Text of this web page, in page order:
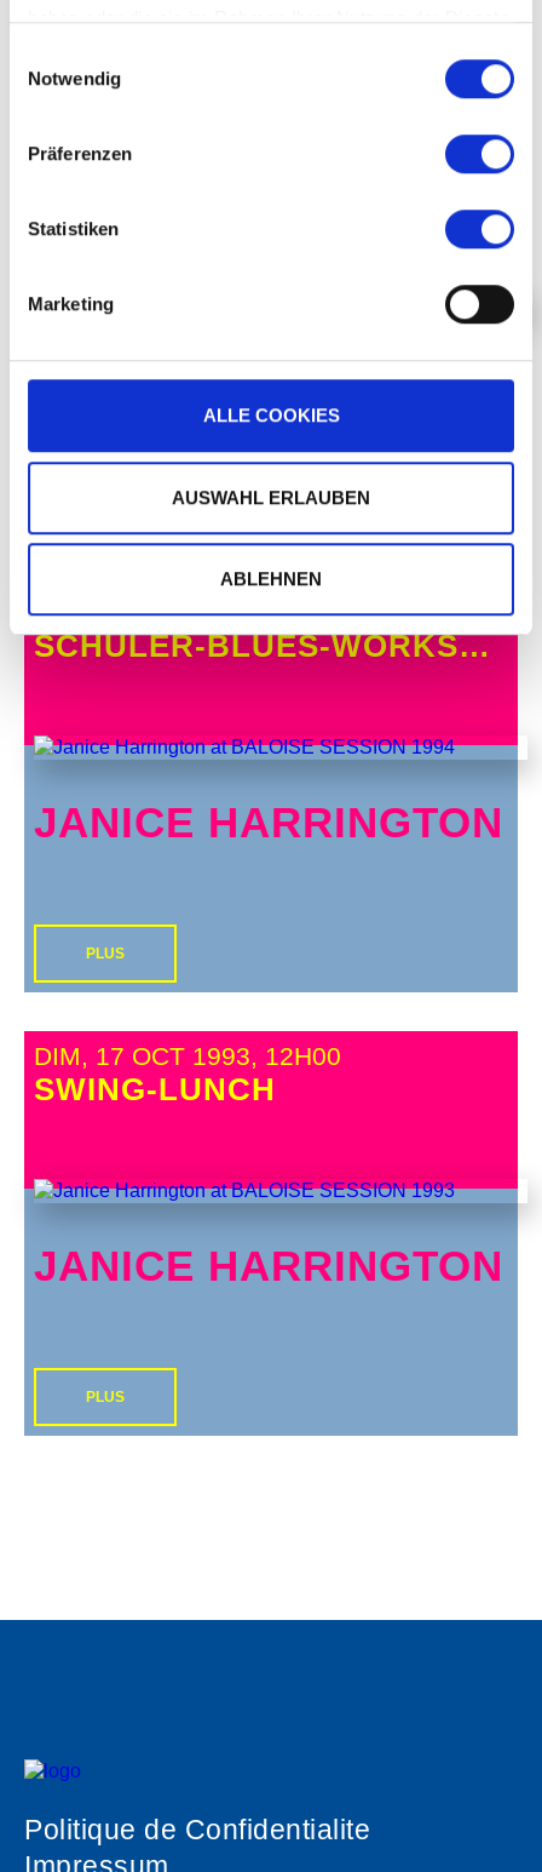
haben oder die sie im Rahmen Ihrer Nutzung der Dienste
Notwendig
Präferenzen
Statistiken
Marketing
ALLE COOKIES
AUSWAHL ERLAUBEN
ABLEHNEN
AUTRES CONCERTS
MER, 19 OCT 1994, 15H00
SCHÜLER-BLUES-WORKSHOP
JANICE HARRINGTON
MAR, 18 OCT 1994, 15H00
SCHÜLER-BLUES-WORKSHOP
JANICE HARRINGTON
PLUS
DIM, 17 OCT 1993, 12H00
SWING-LUNCH
JANICE HARRINGTON
PLUS
Politique de Confidentialite